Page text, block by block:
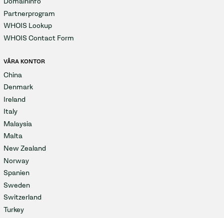
Partnerprogram
WHOIS Lookup
WHOIS Contact Form
VÅRA KONTOR
China
Denmark
Ireland
Italy
Malaysia
Malta
New Zealand
Norway
Spanien
Sweden
Switzerland
Turkey